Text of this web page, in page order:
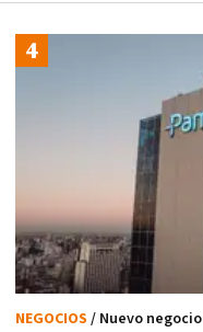
NEGOCIOS / Nuevo negocio